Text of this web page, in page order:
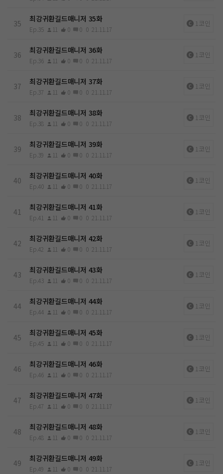
35 최강귀환길드매니저 35화
Ep.35 11 0 0 0 21.11.17
1코인
36 최강귀환길드매니저 36화
Ep.36 11 0 0 0 21.11.17
1코인
37 최강귀환길드매니저 37화
Ep.37 11 0 0 0 21.11.17
1코인
38 최강귀환길드매니저 38화
Ep.38 11 0 0 0 21.11.17
1코인
39 최강귀환길드매니저 39화
Ep.39 11 0 0 0 21.11.17
1코인
40 최강귀환길드매니저 40화
Ep.40 11 0 0 0 21.11.17
1코인
41 최강귀환길드매니저 41화
Ep.41 11 0 0 0 21.11.17
1코인
42 최강귀환길드매니저 42화
Ep.42 11 0 0 0 21.11.17
1코인
43 최강귀환길드매니저 43화
Ep.43 11 0 0 0 21.11.17
1코인
44 최강귀환길드매니저 44화
Ep.44 11 0 0 0 21.11.17
1코인
45 최강귀환길드매니저 45화
Ep.45 11 0 0 0 21.11.17
1코인
46 최강귀환길드매니저 46화
Ep.46 11 0 0 0 21.11.17
1코인
47 최강귀환길드매니저 47화
Ep.47 11 0 0 0 21.11.17
1코인
48 최강귀환길드매니저 48화
Ep.48 11 0 0 0 21.11.17
1코인
49 최강귀환길드매니저 49화
Ep.49 11 0 0 0 21.11.17
1코인